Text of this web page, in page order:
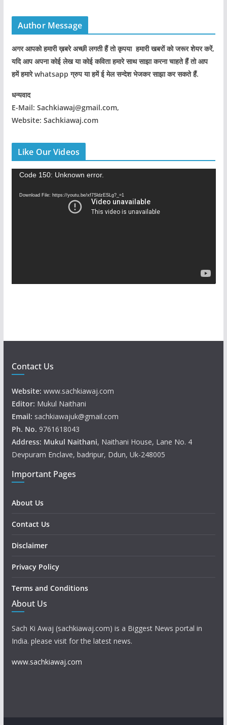
Author Message
अगर आपको हमारी ख़बरे अच्छी लगती हैं तो कृपया हमारी खबरों को जरूर शेयर करें,
यदि आप अपना कोई लेख या कोई कविता हमारे साथ साझा करना चाहते हैं तो आप
हमें हमारे whatsapp ग्रुप या हमें ई मेल सन्देश भेजकर साझा कर सकते हैं.
धन्यवाद
E-Mail: Sachkiawaj@gmail.com,
Website: Sachkiawaj.com
Like Our Videos
Code 150: Unknown error.
Download File: https://youtu.be/xf7SldzESLg?_=1
Contact Us
Website: www.sachkiawaj.com
Editor: Mukul Naithani
Email: sachkiawajuk@gmail.com
Ph. No. 9761618043
Address: Mukul Naithani, Naithani House, Lane No. 4
Devpuram Enclave, badripur, Ddun, Uk-248005
Important Pages
About Us
Contact Us
Disclaimer
Privacy Policy
Terms and Conditions
About Us
Sach Ki Awaj (sachkiawaj.com) is a Biggest News portal in
India. please visit for the latest news.
www.sachkiawaj.com